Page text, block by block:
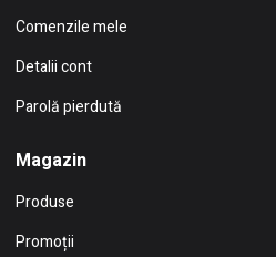
Comenzile mele
Detalii cont
Parolă pierdută
Magazin
Produse
Promoții